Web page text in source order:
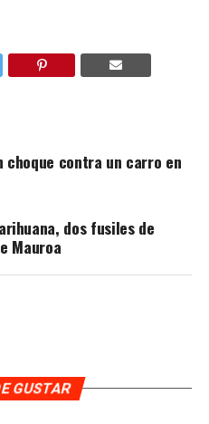
choque contra un carro en
dos fusiles de
Mauroa
GUSTAR